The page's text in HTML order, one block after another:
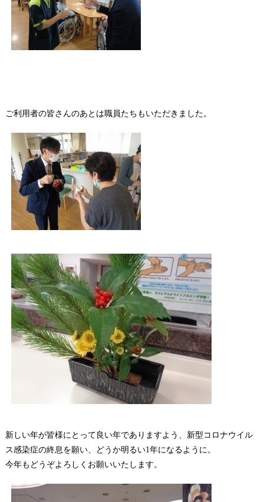
ご利用者の皆さんのあとは職員たちもいただきました。
新しい年が皆様にとって良い年でありますよう、新型コロナウイル
ス感染症の終息を願い、どうか明るい1年になるように。
今年もどうぞよろしくお願いいたします。